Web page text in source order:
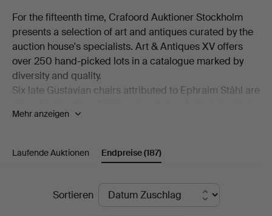
For the fifteenth time, Crafoord Auktioner Stockholm
presents a selection of art and antiques curated by the
auction house's specialists. Art & Antiques XV offers
over 250 hand-picked lots in a catalogue marked by
diversity and quality.
Six late Gustavian chairs attributed to Ephraim Ståhl are
made by Anders Arvidsson Castman in Eksjö in 1793
Madrid's starting eleven from 1966. And on the
bookshelf stands a copy of C L Grubb's substantial
century. Add to this a wealth of beautiful objects,
including a mahogany chiffonier by Carl Hendric Blom,
Mehr anzeigen
Laufende Auktionen Endpreise(187)
EndpreiseSortieren